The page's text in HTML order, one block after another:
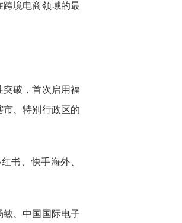
境电商领域的最
突破，首次启用福
、特别行政区的
书、快手海外、
敏、中国国际电子